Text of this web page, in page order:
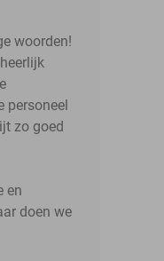
woorden!
personeel
zo goed
en
doen we